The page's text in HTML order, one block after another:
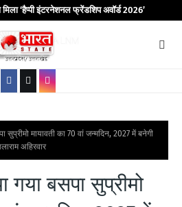
‘हैप्पी इंटरनेशनल फ्रेंडशिप अवॉर्ड 2026’
सुप्रीमो मायावती का 70 वां जन्मदिन, 2027 में बनेगी
अहिरवार
गया बसपा सुप्रीमो